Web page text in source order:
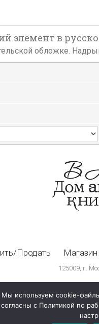
элемент в
обложке.
Продать Магазин
125009, г.
Мы используем cookie-
с Политикой по